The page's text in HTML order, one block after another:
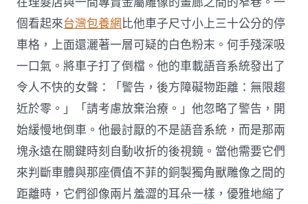
個看起來台灣包養網比他車子尺寸小上三十公分的停
車格，上面還灑著一層可疑的白色粉末。何手殘深吸
一口氣。將車子打了倒檔。他的車載語音系統發出了
令人不快的女聲：「警告，後方障礙物距離：無限趨
近於零。」「請考慮放棄治療。」他忽略了警告，開
始緩慢地倒車。他最討厭的不是語音系統，而是那兩
塊永遠在關鍵時刻自動收折的後視鏡。當他需要它們
來判斷車體與那座價值不菲的銅製獨角獸雕像之間的
距離時，它們卻像兩片羞澀的耳朵一樣，優雅地縮了